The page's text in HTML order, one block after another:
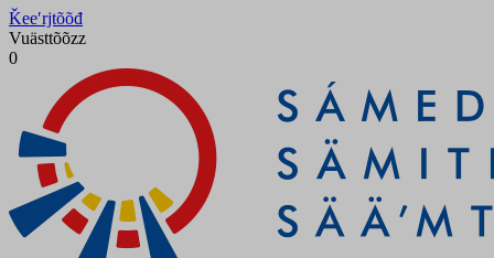
Ǩeeʹrjtõõđ
Vuästtõõzz
0